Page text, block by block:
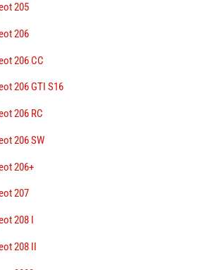
205
206
206 CC
206 GTI S16
206 RC
206 SW
206+
207
208 I
208 II